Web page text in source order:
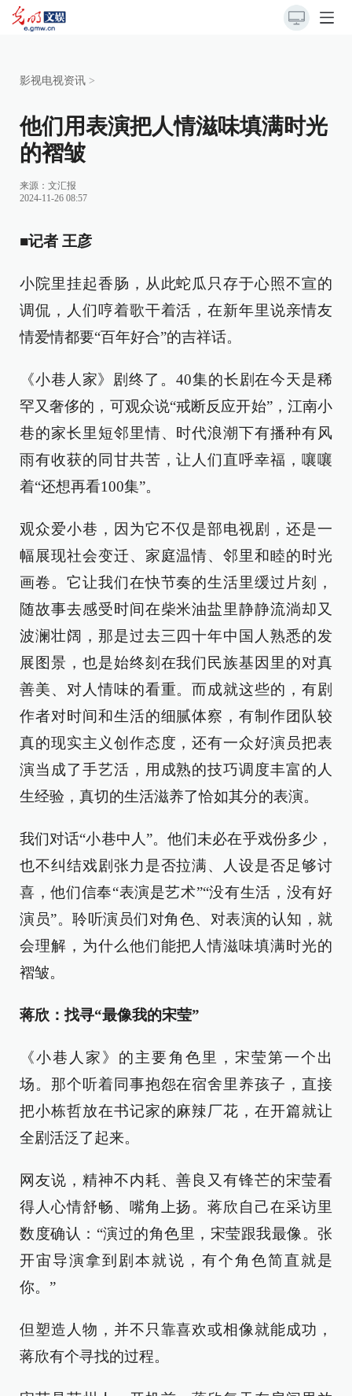
影视电视资讯 >
他们用表演把人情滋味填满时光
的褶皱
来源： 文汇报
2024-11-26 08:57
■记者 王彦
小院里挂起香肠，从此蛇瓜只存于心照不宣的
调侃，人们哼着歌干着活，在新年里说亲情友
情爱情都要“百年好合”的吉祥话。
《小巷人家》剧终了。40集的长剧在今天是稀
罕又奢侈的，可观众说“戒断反应开始”，江南小
巷的家长里短邻里情、时代浪潮下有播种有风
雨有收获的同甘共苦，让人们直呼幸福，嚷嚷
着“还想再看100集”。
观众爱小巷，因为它不仅是部电视剧，还是一
幅展现社会变迁、家庭温情、邻里和睦的时光
画卷。它让我们在快节奏的生活里缓过片刻，
随故事去感受时间在柴米油盐里静静流淌却又
波澜壮阔，那是过去三四十年中国人熟悉的发
展图景，也是始终刻在我们民族基因里的对真
善美、对人情味的看重。而成就这些的，有剧
作者对时间和生活的细腻体察，有制作团队较
真的现实主义创作态度，还有一众好演员把表
演当成了手艺活，用成熟的技巧调度丰富的人
生经验，真切的生活滋养了恰如其分的表演。
我们对话“小巷中人”。他们未必在乎戏份多少，
也不纠结戏剧张力是否拉满、人设是否足够讨
喜，他们信奉“表演是艺术”“没有生活，没有好
演员”。聆听演员们对角色、对表演的认知，就
会理解，为什么他们能把人情滋味填满时光的
褶皱。
蒋欣：找寻“最像我的宋莹”
《小巷人家》的主要角色里，宋莹第一个出
场。那个听着同事抱怨在宿舍里养孩子，直接
把小栋哲放在书记家的麻辣厂花，在开篇就让
全剧活泛了起来。
网友说，精神不内耗、善良又有锋芒的宋莹看
得人心情舒畅、嘴角上扬。蒋欣自己在采访里
数度确认：“演过的角色里，宋莹跟我最像。张
开宙导演拿到剧本就说，有个角色简直就是
你。”
但塑造人物，并不只靠喜欢或相像就能成功，
蒋欣有个寻找的过程。